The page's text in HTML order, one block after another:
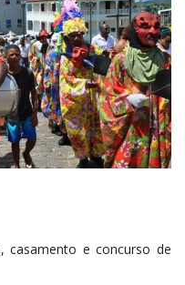
casamento e concurso de